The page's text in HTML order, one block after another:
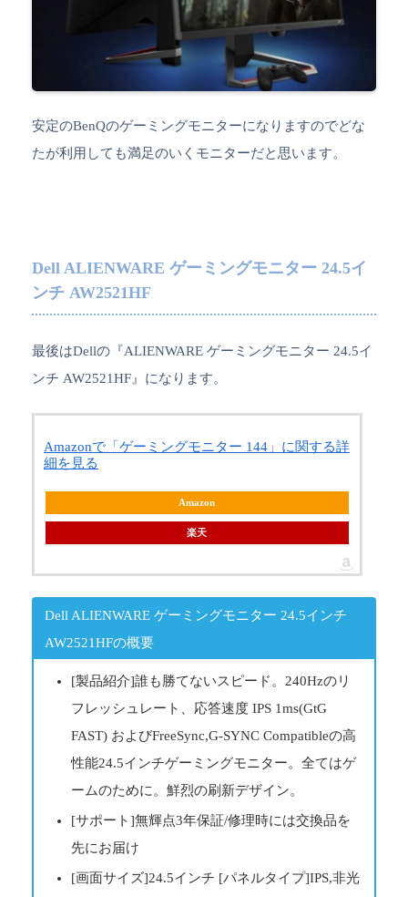
安定のBenQのゲーミングモニターになりますのでどな
たが利用しても満足のいくモニターだと思います。
Dell ALIENWARE ゲーミングモニター 24.5イ
ンチ AW2521HF
最後はDellの『ALIENWARE ゲーミングモニター 24.5イ
ンチ AW2521HF』になります。
Amazonで「ゲーミングモニター 144」に関する詳
細を見る
Amazon
楽天
Dell ALIENWARE ゲーミングモニター 24.5インチ
AW2521HFの概要
[製品紹介]誰も勝てないスピード。240Hzのリ
フレッシュレート、応答速度 IPS 1ms(GtG
FAST) およびFreeSync,G-SYNC Compatibleの高
性能24.5インチゲーミングモニター。全てはゲ
ームのために。鮮烈の刷新デザイン。
[サポート]無輝点3年保証/修理時には交換品を
先にお届け
[画面サイズ]24.5インチ [パネルタイプ]IPS,非光